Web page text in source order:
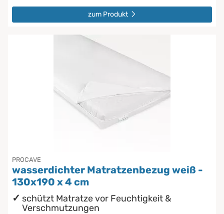
zum Produkt
PROCAVE
wasserdichter Matratzenbezug weiß -
130x190 x 4 cm
schützt Matratze vor Feuchtigkeit &
Verschmutzungen